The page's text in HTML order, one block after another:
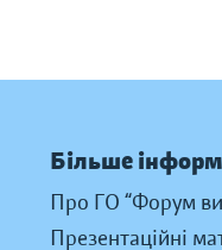
Більше
Про ГО “Форум
Презентаційні